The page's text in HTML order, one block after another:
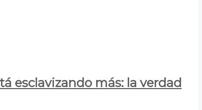
esclavizando más: la verdad